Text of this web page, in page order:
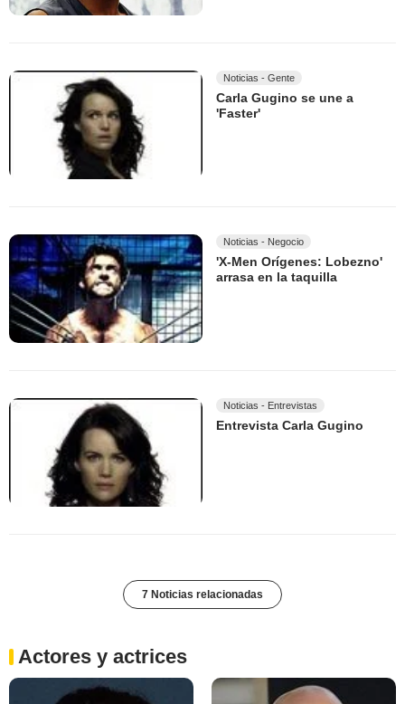
Noticias - Gente
Carla Gugino se une a
'Faster'
Noticias - Negocio
'X-Men Orígenes: Lobezno'
arrasa en la taquilla
Noticias - Entrevistas
Entrevista Carla Gugino
7 Noticias relacionadas
Actores y actrices